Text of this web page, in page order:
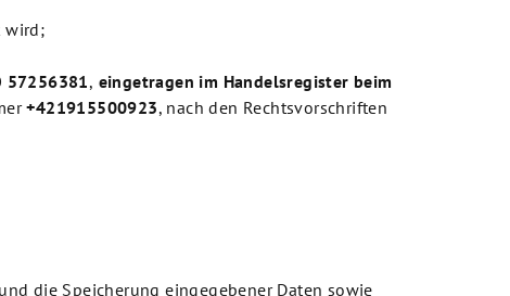
wird;
57256381, eingetragen im Handelsregister beim
+421915500923, nach den Rechtsvorschriften
die Speicherung eingegebener Daten sowie